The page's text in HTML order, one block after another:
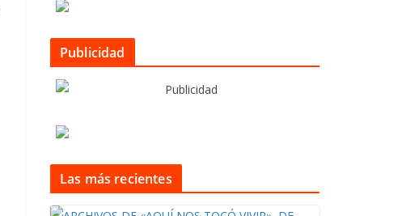
Publicidad
Las más recientes